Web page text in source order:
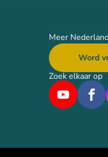
Meer
Word
Zoek elkaar op